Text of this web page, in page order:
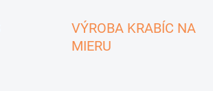
VÝROBA KRABÍC NA
MIERU